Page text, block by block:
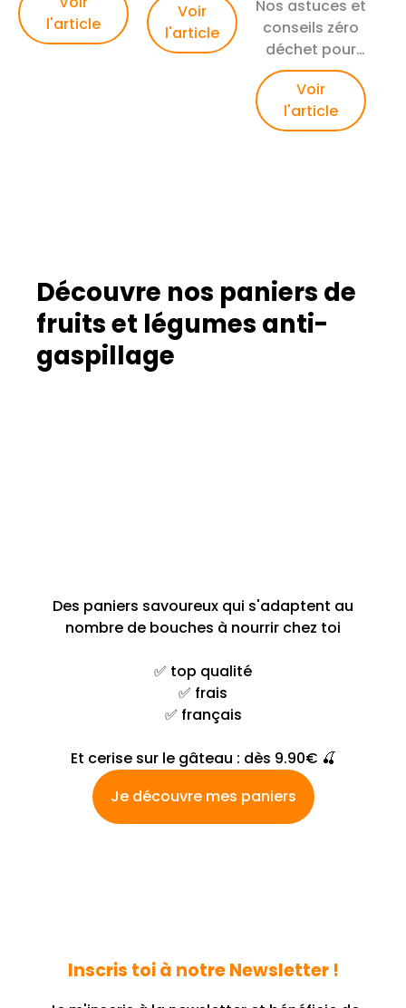
processus, la
révision des
normes de
l'article
Engageons-
nous pour
la Journée
Voir
l'article
Nos astuces et
conseils zéro
déchet pour
recycler ses
déchets
alimentaires
et nettoyer sa
Voir
l'article
Découvre nos paniers de
fruits et légumes anti-
gaspillage
Des paniers savoureux qui s'adaptent au
nombre de bouches à nourrir chez toi
✅ top qualité
✅ frais
✅ français
Et cerise sur le gâteau : dès 9.90€ 🍒
Je découvre mes paniers
Inscris toi à notre Newsletter !